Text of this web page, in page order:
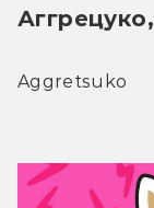
Aggretsuko